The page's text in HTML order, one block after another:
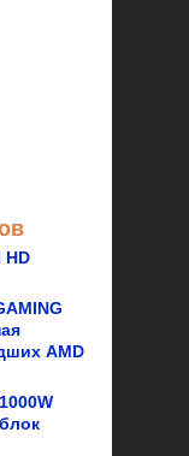
HD
AMD